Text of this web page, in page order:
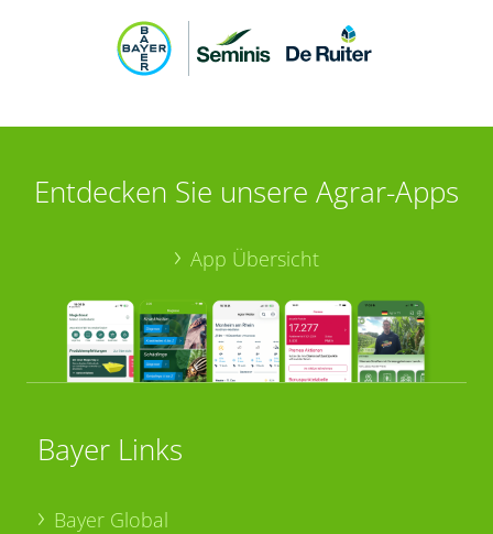
Entdecken Sie unsere Agrar-Apps
App Übersicht
Bayer Links
Bayer Global